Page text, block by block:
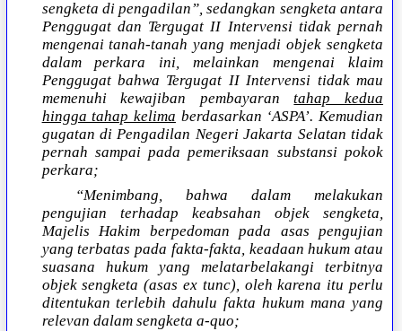
sengketa di pengadilan”, sedangkan sengketa antara
Penggugat dan Tergugat II Intervensi tidak pernah
mengenai tanah-tanah yang menjadi objek sengketa
dalam perkara ini, melainkan mengenai klaim
Penggugat bahwa Tergugat II Intervensi tidak mau
memenuhi kewajiban pembayarantahap kedua
hingga tahap kelima berdasarkan ‘ASPA’. Kemudian
gugatan di Pengadilan Negeri Jakarta Selatan tidak
pernah sampai pada pemeriksaan substansi pokok
perkara;
“Menimbang, bahwa dalam melakukan
pengujian terhadap keabsahan objek sengketa,
Majelis Hakim berpedoman pada asas pengujian
yang terbatas pada fakta-fakta, keadaan hukum atau
suasana hukum yang melatarbelakangi terbitnya
objek sengketa (asas ex tunc), oleh karena itu perlu
ditentukan terlebih dahulu fakta hukum mana yang
relevan dalam sengketa a-quo;